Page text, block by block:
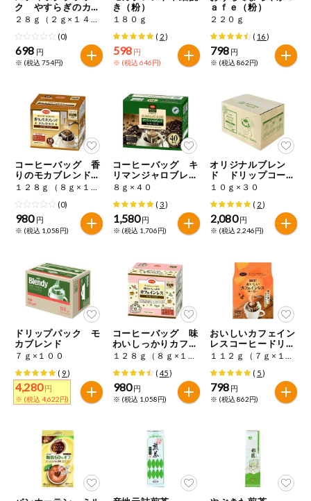
生協独自
自動注文システム登録
自動注文システム登録を確認する
自動注文システム登録を修正する
くらしの定番品（毎週企画）
専門ショップサイト
パルコープ・よどがわ生協のサービス
パルコープ・よどがわ生協の情報サイト
ご利用ガイド
アプリのダウンロード
PC版サイトを表示
テキスト注文サイトを表示
おやつ
飲料
酒・ノンアル
コール
切り花・仏花
ティッシュ・
トイレットペ
ーパー
衛生・生理用
品
洗濯・バス・
トイレ用品
住居・生活用
品
コスメ＆ボデ
ィケア
衣料品
特定原材料に準ずるもの
アーモンド あわび いか
カシューナッツ
キウイフルーツ 牛肉 ごま
さけ さば ゼラチン 大豆
鶏肉 バナナ 豚肉
マカダミアナッツ やまいも
アレルゲン情報は、商品企画時の情報のため、ご使用前には
必ず商品パッケージの表示をご確認ください。
特定原材料に準ずるものは、お取引先から情報提供のあった
範囲でのお知らせです。
ク やすらぎのカフ
ェインレス
２８ｇ（２ｇ×１４本）
(0)
698 円
※ (税込 754円)
き（粉）
１８０ｇ
( 2)
598 円
※ (税込 646円)
ａｆｅ（粉）
２２０ｇ
( 16)
798 円
※ (税込 862円)
コーヒーバッグ 香
りのモカブレンド
カフェインレス
１２８ｇ（８ｇ×１６）
(0)
980 円
※ (税込 1,058円)
コーヒーバッグ キ
リマンジャロブレン
ド
８ｇ×４０
( 3)
1,580 円
※ (税込 1,706円)
オリジナルブレン
ド ドリップコーヒ
ー１０ｇ×３０
( 2)
2,080 円
※ (税込 2,246円)
ドリップパック モ
カブレンド
７ｇ×１００
( 9)
4,280 円
※ (税込 4,622円)
コーヒーバッグ 味
わいしっかりカフェ
インレス
１２８ｇ（８ｇ×１６）
( 45)
980 円
※ (税込 1,058円)
おいしいカフェイン
レスコーヒードリッ
プコーヒー
１１２ｇ（７ｇ×１６）
( 5)
798 円
※ (税込 862円)